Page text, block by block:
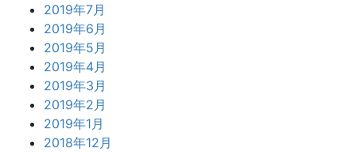
2019年7月
2019年6月
2019年5月
2019年4月
2019年3月
2019年2月
2019年1月
2018年12月